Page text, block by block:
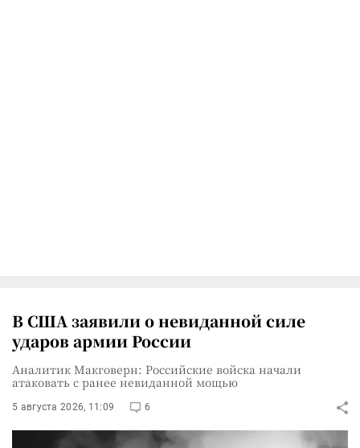
В США заявили о невиданной силе
ударов армии России
Аналитик Макговерн: Российские войска начали
атаковать с ранее невиданной мощью
5 августа 2026, 11:09 6